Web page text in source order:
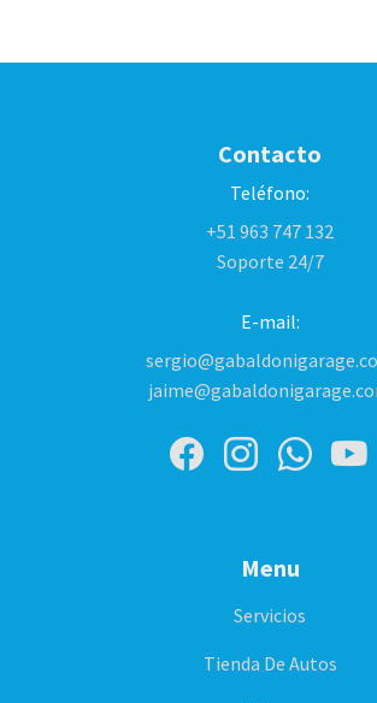
Contacto
Teléfono:
+51 963 747 132
Soporte 24/7
E-mail:
Menu
Servicios
Tienda De Autos